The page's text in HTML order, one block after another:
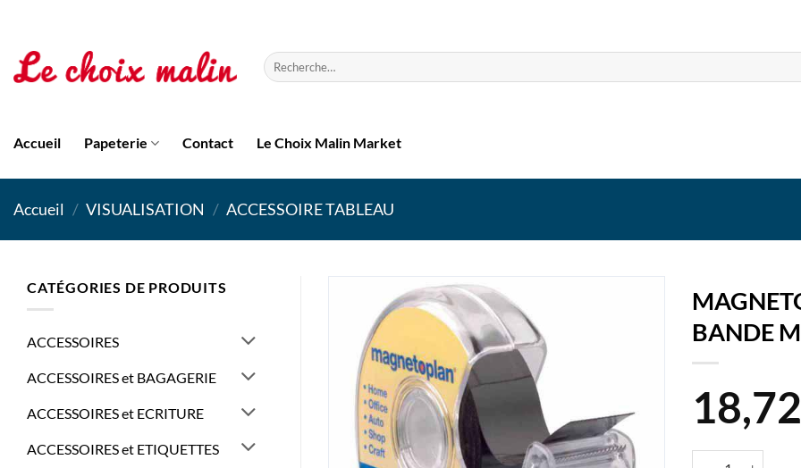
contenu
Recherche
pour :
Accueil Papeterie Contact Le Choix Malin Market
Accueil / VISUALISATION / ACCESSOIRE TABLEAU
CATÉGORIES DE PRODUITS
ACCESSOIRES
ACCESSOIRES et BAGAGERIE
ACCESSOIRES et ECRITURE
ACCESSOIRES et ETIQUETTES
BANDE